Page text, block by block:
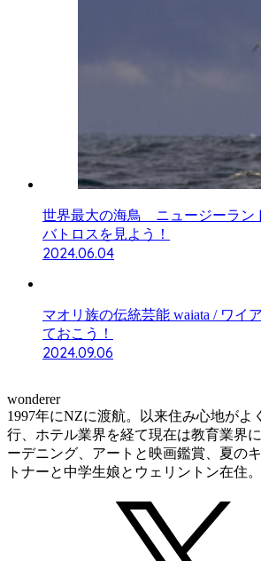
世界最大の海鳥 ニュージーラン
バトロスを見よう！
2024.06.04
マオリ族の伝統芸能 waiata / ワイ
ておこう！
2024.09.06
wonderer
1997年にNZに渡航。以来住み心地がよ
行、ホテル業界を経て現在は教育業界
ーデニング、アートと映画鑑賞、夏の
トナーと中学生娘とウェリントン在住。